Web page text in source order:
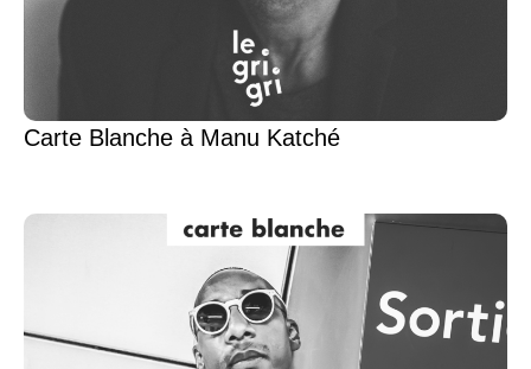
Carte Blanche à Manu Katché